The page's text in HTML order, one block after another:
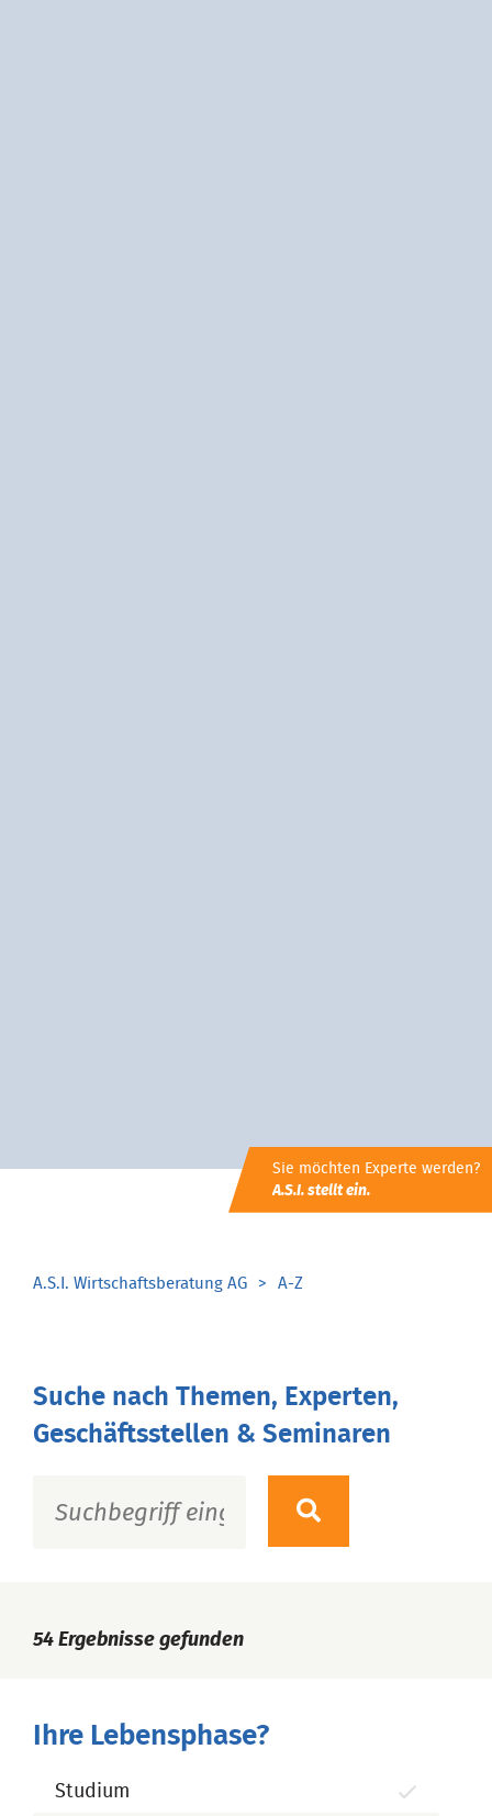
Sie möchten Experte werden?
A.S.I. stellt ein.
A.S.I. Wirtschaftsberatung AG A-Z
Suche nach Themen, Experten,
Geschäftsstellen & Seminaren
54 Ergebnisse gefunden
Ihre Lebensphase?
Studium